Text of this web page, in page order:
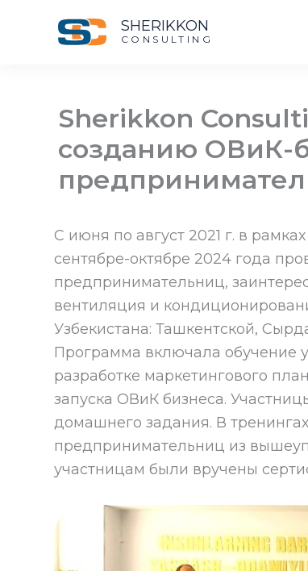
SHERIKKON
CONSULTING
Sherikkon
созданию ОВиК-
C июня по август 2021 г. в
сентябре-октябре 2024 года
предпринимательниц,
вентиляция и
Узбекистана: Ташкентской,
Программа включала обучение
разработке маркетингового
запуска ОВиК бизнеса.
домашнего задания. В
предпринимательниц из
участницам были вручены